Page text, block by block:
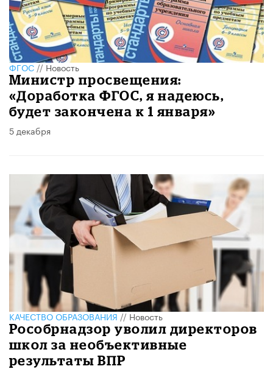
ФГОС//Новость
Министр просвещения:
«Доработка ФГОС, я надеюсь,
будет закончена к 1 января»
5 декабря
КАЧЕСТВО ОБРАЗОВАНИЯ//Новость
Рособрнадзор уволил директоров
школ за необъективные
результаты ВПР